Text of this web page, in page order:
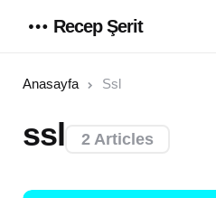
Recep Şerit
Anasayfa Ssl
2 Articles
ssl